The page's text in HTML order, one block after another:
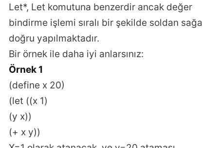
Let*, Let komutuna benzerdir ancak değer
bindirme işlemi sıralı bir şekilde soldan sağa
doğru yapılmaktadır.
Bir örnek ile daha iyi anlarsınız:
Örnek 1
(define x 20)
(let ((x 1)
(y x))
(+ x y))